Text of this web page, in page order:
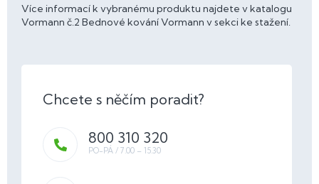
Více informací k vybranému produktu najdete v katalogu
Vormann č.2 Bednové kování Vormann v sekci ke stažení.
800 310 320